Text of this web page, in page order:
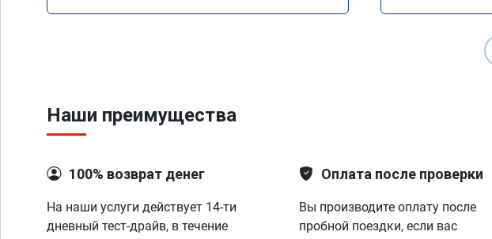
Наши преимущества
100% возврат денег
На наши услуги действует 14-ти
дневный тест-драйв, в течение
Оплата после проверки
Вы производите оплату после
пробной поездки, если вас